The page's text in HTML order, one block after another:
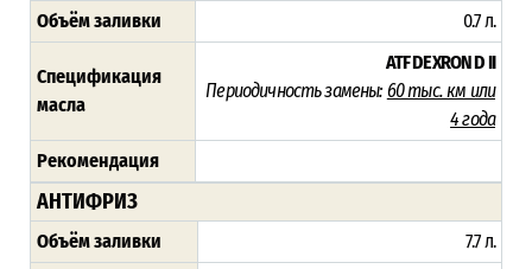
Объём заливки 0.7 л.
Спецификация
масла
ATF DEXRON D II
Периодичность замены: 60 тыс. км или
4 года
Рекомендация
АНТИФРИЗ
Объём заливки 7.7 л.